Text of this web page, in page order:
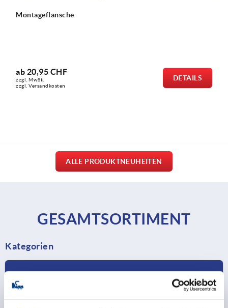
Gewindestifte mit Innensechskant und Kegelkuppe DIN
ab 0,16 CHF
zzgl. MwSt.
zzgl. Versandkosten
DETAILS
ALLE PRODUKTNEUHEITEN
GESAMTSORTIMENT
Kategorien